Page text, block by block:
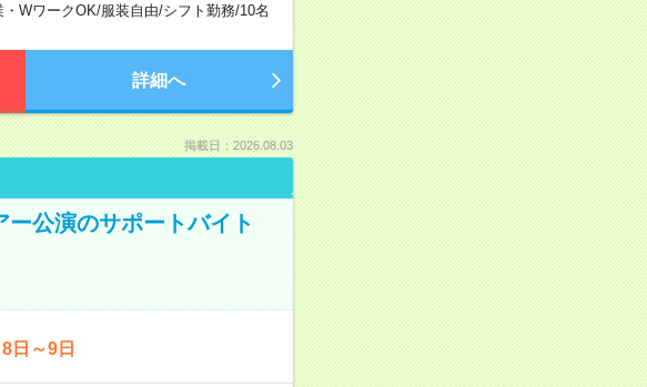
・WワークOK/服装自由/シフト勤務/10名
詳細へ
掲載日：2026.08.03
公演のサポートバイト
日～9日